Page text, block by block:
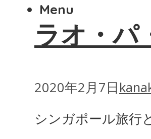
Menu
ラオ・パ
2020年2月7日
シンガポール旅行